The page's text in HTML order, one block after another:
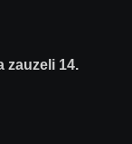
zauzeli 14.